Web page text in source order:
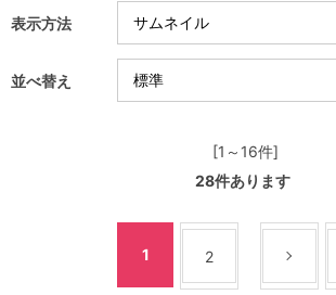
表示方法
並べ替え
[1～16件]
28件あります
1 2